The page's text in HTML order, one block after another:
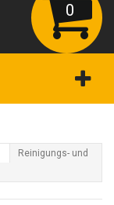
0
Reinigungs- und